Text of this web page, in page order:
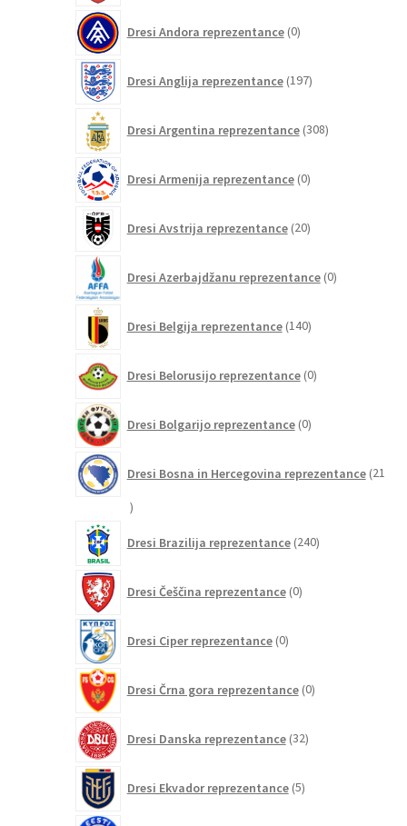
Dresi Andora reprezentance 0izdelkov
Dresi Anglija reprezentance 197izdelkov
Dresi Argentina reprezentance 308izdelkov
Dresi Armenija reprezentance 0izdelkov
Dresi Avstrija reprezentance 20izdelkov
Dresi Azerbajdžanu reprezentance 0izdelkov
Dresi Belgija reprezentance 140izdelkov
Dresi Belorusijo reprezentance 0izdelkov
Dresi Bolgarijo reprezentance 0izdelkov
Dresi Bosna in Hercegovina reprezentance 21
21
Dresi Brazilija reprezentance 240izdelkov
Dresi Češčina reprezentance 0izdelkov
Dresi Ciper reprezentance 0izdelkov
Dresi Črna gora reprezentance 0izdelkov
Dresi Danska reprezentance 32izdelkov
Dresi Ekvador reprezentance 5izdelkov